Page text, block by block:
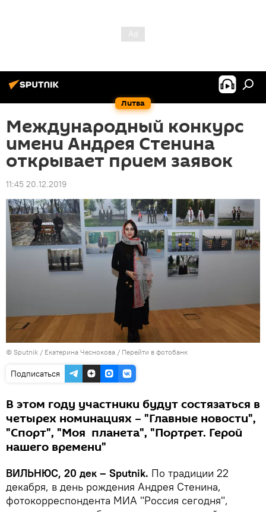
Литва
Международный конкурс
имени Андрея Стенина
открывает прием заявок
11:45 20.12.2019
© Sputnik / Екатерина Чеснокова / Перейти в фотобанк
Подписаться
В этом году участники будут состязаться в
четырех номинациях – "Главные новости",
"Спорт", "Моя планета", "Портрет. Герой
нашего времени"
ВИЛЬНЮС, 20 дек – Sputnik. По традиции 22
декабря, в день рождения Андрея Стенина,
фотокорреспондента МИА "Россия сегодня",